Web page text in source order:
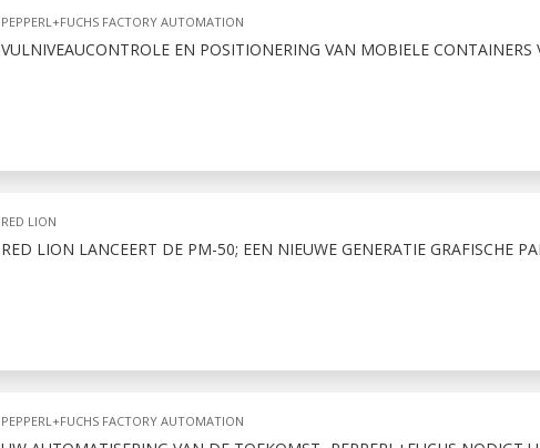
PEPPERL+FUCHS FACTORY AUTOMATION
VULNIVEAUCONTROLE EN POSITIONERING VAN MOBIELE
RED LION
RED LION LANCEERT DE PM-50; EEN NIEUWE GENERATIE GRAFISCHE
PEPPERL+FUCHS FACTORY AUTOMATION